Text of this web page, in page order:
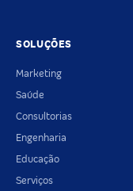
SOLUÇÕES
Marketing
Saúde
Consultorias
Engenharia
Educação
Serviços